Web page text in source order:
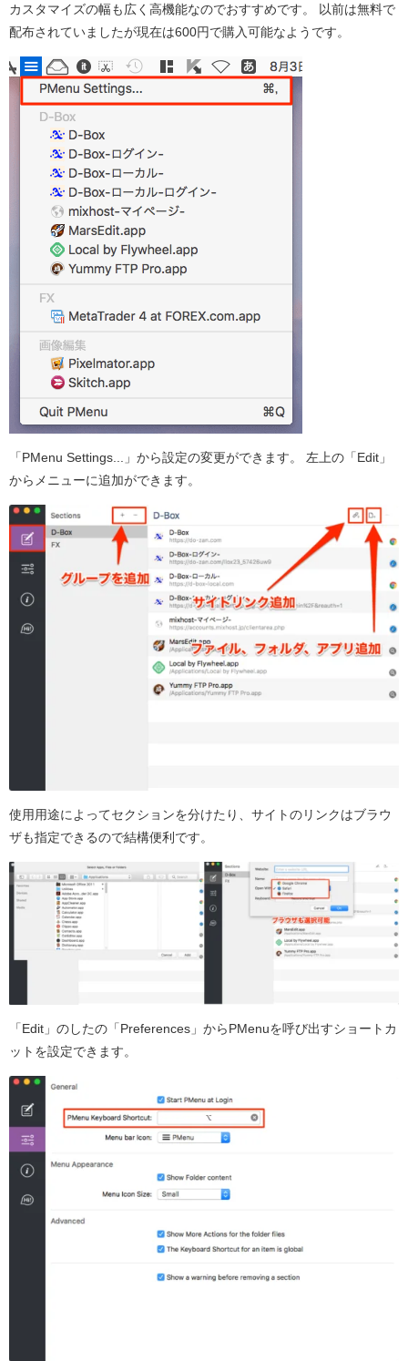
カスタマイズの幅も広く高機能なのでおすすめです。 以前は無料で
配布されていましたが現在は600円で購入可能なようです。
「PMenu Settings...」から設定の変更ができます。 左上の「Edit」
からメニューに追加ができます。
使用用途によってセクションを分けたり、サイトのリンクはブラウ
ザも指定できるので結構便利です。
「Edit」のしたの「Preferences」からPMenuを呼び出すショートカ
ットを設定できます。